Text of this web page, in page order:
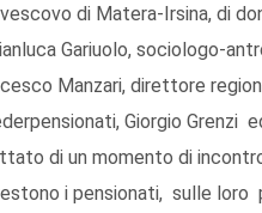
di Matera-Irsina, di
Gariuolo, sociologo-
Manzari, direttore
Giorgio Grenzi
di un momento di
i pensionati, sulle loro